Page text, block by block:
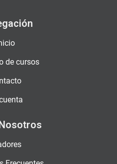
de cursos